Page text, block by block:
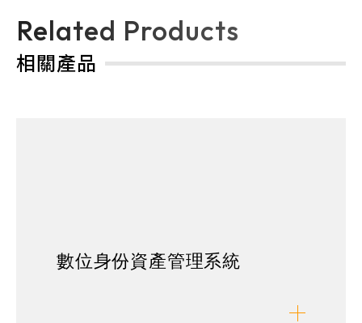
Related Products
相關產品
數位身份資產管理系統